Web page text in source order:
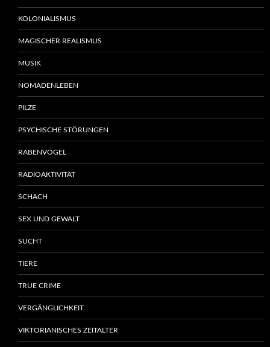
KOLONIALISMUS
MAGISCHER REALISMUS
MUSIK
NOMADENLEBEN
PILZE
PSYCHISCHE STÖRUNGEN
RABENVÖGEL
RADIOAKTIVITÄT
SCHACH
SEX UND GEWALT
SUCHT
TIERE
TRUE CRIME
VERGÄNGLICHKEIT
VIKTORIANISCHES ZEITALTER